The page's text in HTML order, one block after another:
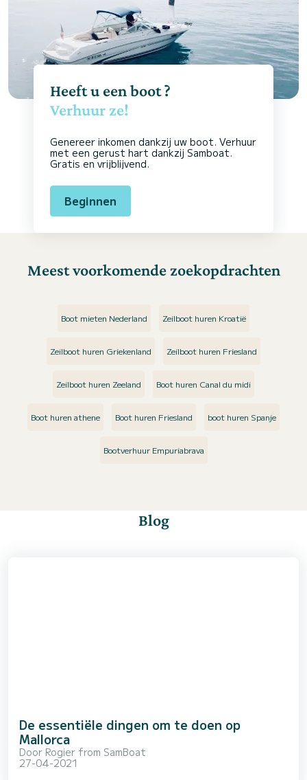
Heeft u een boot ?
Verhuur ze!
Genereer inkomen dankzij uw boot. Verhuur
met een gerust hart dankzij Samboat.
Gratis en vrijblijvend.
Beginnen
Meest voorkomende zoekopdrachten
Boot mieten Nederland Zeilboot huren Kroatië
Zeilboot huren Griekenland Zeilboot huren Friesland
Zeilboot huren Zeeland Boot huren Canal du midi
Boot huren athene Boot huren Friesland boot huren Spanje
Bootverhuur Empuriabrava
Blog
De essentiële dingen om te doen op
Mallorca
Door Rogier from SamBoat
27-04-2021